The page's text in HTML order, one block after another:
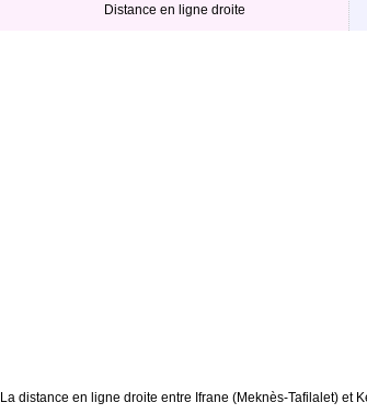
Distance en ligne droite
La distance en ligne droite entre Ifrane (Meknès-Tafilalet) et